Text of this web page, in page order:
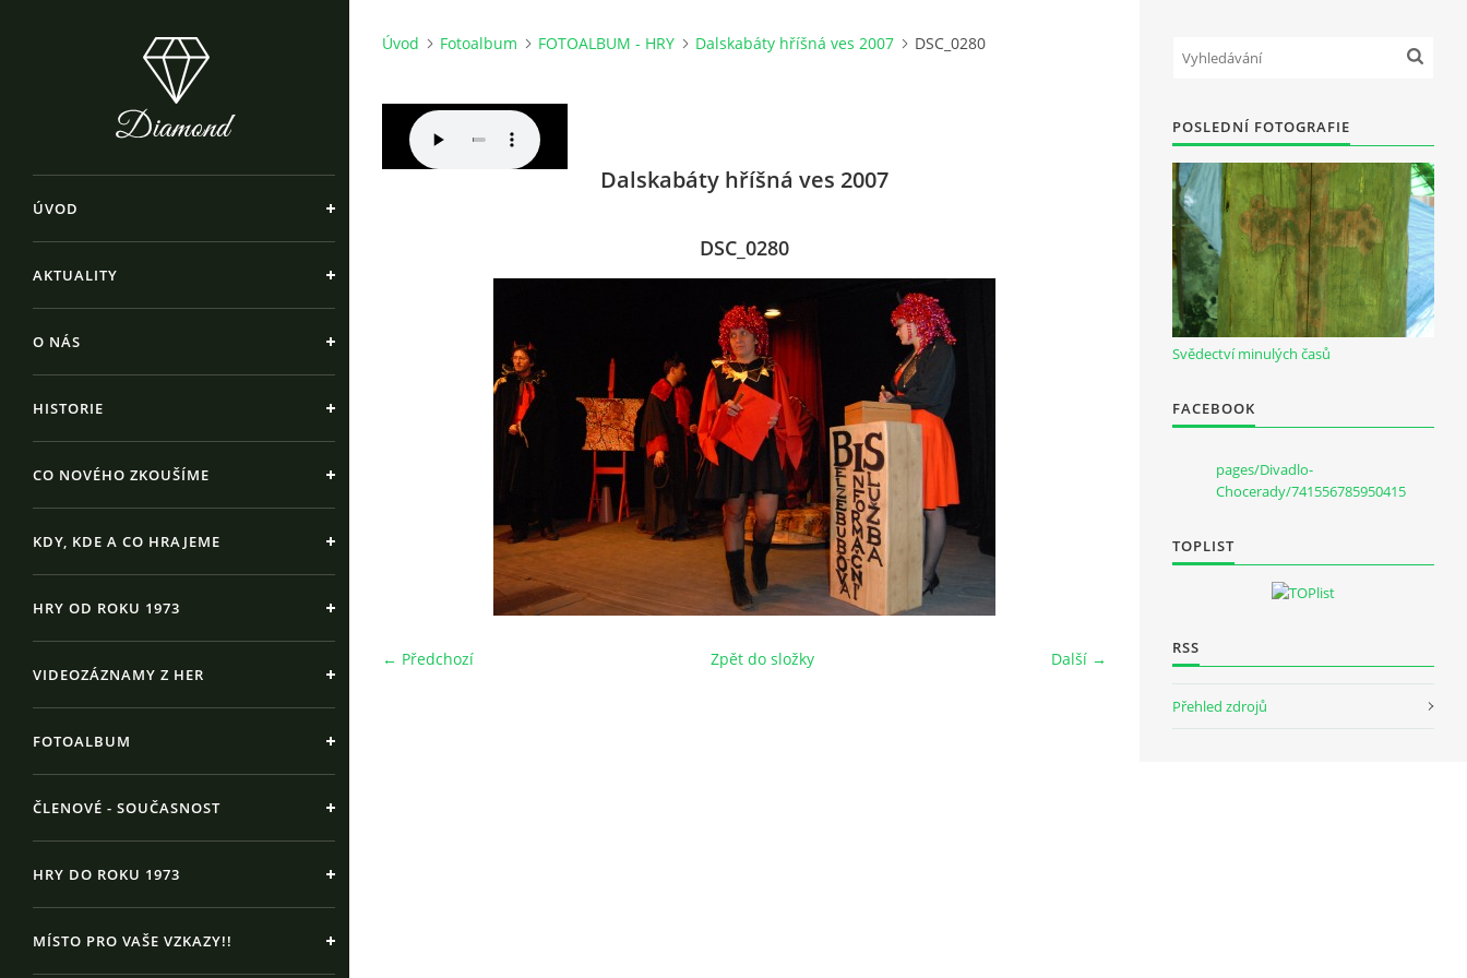
ÚVOD
AKTUALITY
O NÁS
HISTORIE
CO NOVÉHO ZKOUŠÍME
KDY, KDE A CO HRAJEME
HRY OD ROKU 1973
VIDEOZÁZNAMY Z HER
FOTOALBUM
ČLENOVÉ - SOUČASNOST
HRY DO ROKU 1973
MÍSTO PRO VAŠE VZKAZY!!
Úvod Fotoalbum FOTOALBUM - HRY Dalskabáty hříšná ves 2007 DSC_0280
Dalskabáty hříšná ves 2007
DSC_0280
← Předchozí Další →
Zpět do složky
POSLEDNÍ FOTOGRAFIE
Svědectví minulých časů
FACEBOOK
pages/Divadlo-
Chocerady/741556785950415
TOPLIST
RSS
Přehled zdrojů